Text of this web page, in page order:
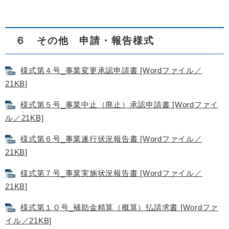
６ その他 申請・報告様式
様式第４号_事業変更承認申請書 [Wordファイル／
21KB]
様式第５号_事業中止（廃止）承認申請書 [Wordファイ
ル／21KB]
様式第６号_事業遂行状況報告書 [Wordファイル／
21KB]
様式第７号_事業実施状況報告書 [Wordファイル／
21KB]
様式第１０号_補助金精算（概算）払請求書 [Wordファ
イル／21KB]